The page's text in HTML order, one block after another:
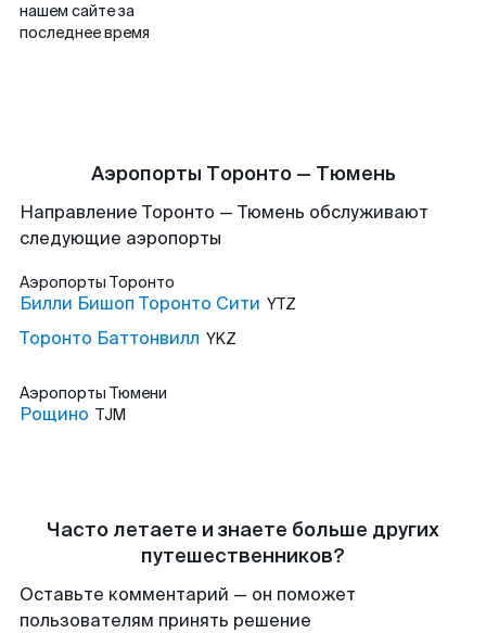
нашем сайте за
последнее время
Аэропорты Торонто — Тюмень
Направление Торонто — Тюмень обслуживают
следующие аэропорты
Аэропорты Торонто
Билли Бишоп Торонто Сити YTZ
Торонто Баттонвилл YKZ
Аэропорты Тюмени
Рощино TJM
Часто летаете и знаете больше других
путешественников?
Оставьте комментарий — он поможет
пользователям принять решение